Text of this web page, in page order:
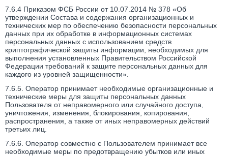
7.6.4 Приказом ФСБ России от 10.07.2014 № 378 «Об
утверждении Состава и содержания организационных и
технических мер по обеспечению безопасности персональных
данных при их обработке в информационных системах
персональных данных с использованием средств
криптографической защиты информации, необходимых для
выполнения установленных Правительством Российской
Федерации требований к защите персональных данных для
каждого из уровней защищенности».
7.6.5. Оператор принимает необходимые организационные и
технические меры для защиты персональных данных
Пользователя от неправомерного или случайного доступа,
уничтожения, изменения, блокирования, копирования,
распространения, а также от иных неправомерных действий
третьих лиц.
7.6.6. Оператор совместно с Пользователем принимает все
необходимые меры по предотвращению убытков или иных